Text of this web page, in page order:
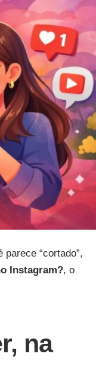
“cortado”,
Instagram?, o
na